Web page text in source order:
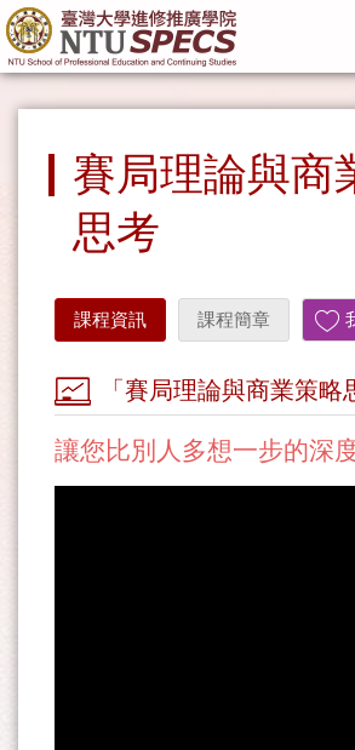
賽局理論與商
思考
課程資訊 課程簡章
「賽局理論與商業策
讓您比別人多想一步的深